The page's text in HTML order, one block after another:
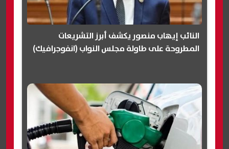
النائب إيهاب منصور يكشف أبرز التشريعات
المطروحة على طاولة مجلس النواب (انفوجرافيك)